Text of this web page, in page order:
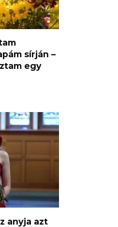
sírján –
egy
anyja azt